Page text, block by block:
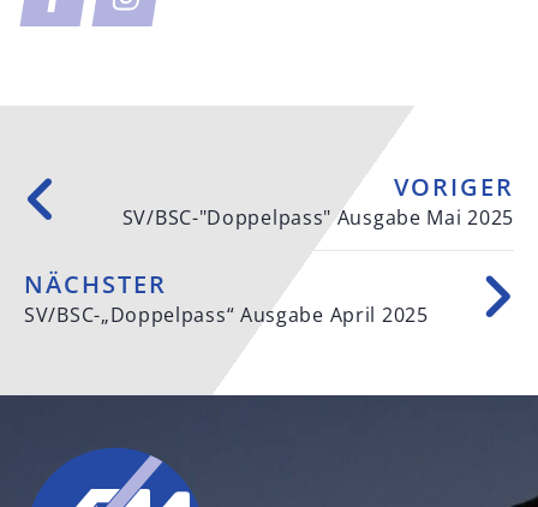
VORIGER
SV/BSC-"Doppelpass" Ausgabe Mai 2025
NÄCHSTER
SV/BSC-„Doppelpass“ Ausgabe April 2025